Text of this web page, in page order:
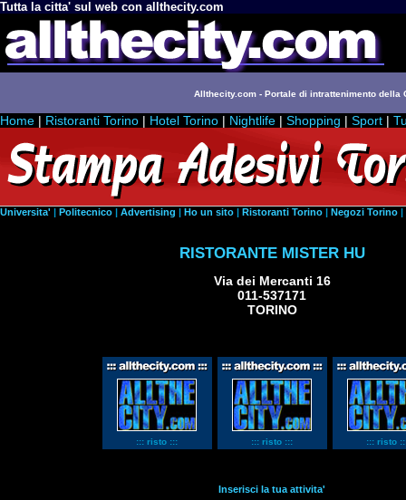
Tutta la citta' sul web con allthecity.com
Allthecity.com - Portale di intrattenimento della
Home | Ristoranti Torino | Hotel Torino | Nightlife | Shopping | Sport |
Universita' | Politecnico | Advertising | Ho un sito | Ristoranti Torino | Negozi Torino |
RISTORANTE MISTER HU
Via dei Mercanti 16
011-537171
TORINO
::: risto ::: ::: risto ::: ::: risto
Inserisci la tua attivita'